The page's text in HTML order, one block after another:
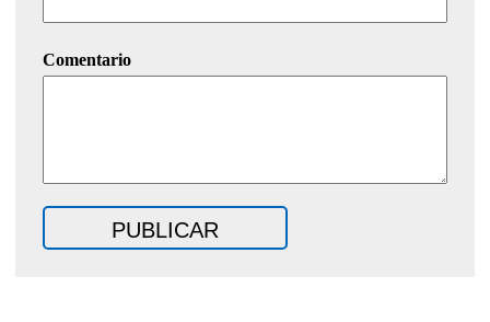
Comentario